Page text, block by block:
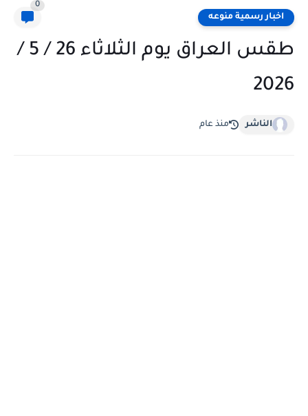
اخبار رسمية منوعه
0
طقس العراق يوم الثلاثاء 26 / 5 /
2026
الناشر منذ عام